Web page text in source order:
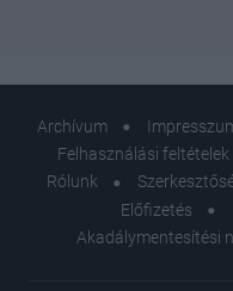
Archívum
Felhasználási feltételek
Rólunk
Előfizetés
Akadálymentesítési